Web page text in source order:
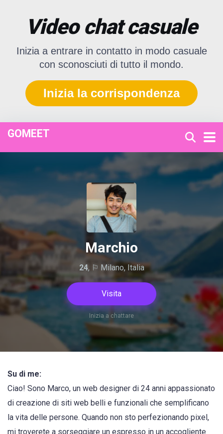
Video chat casuale
Inizia a entrare in contatto in modo casuale
con sconosciuti di tutto il mondo.
Inizia la corrispondenza
GOMEET
Marchio
24, ⚐ Milano, Italia
Visita
Inizia a chattare
Su di me:
Ciao! Sono Marco, un web designer di 24 anni appassionato
di creazione di siti web belli e funzionali che semplificano
la vita delle persone. Quando non sto perfezionando pixel,
mi troverete a sorseggiare un espresso in un accogliente